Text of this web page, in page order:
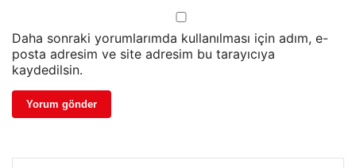
Daha sonraki yorumlarımda kullanılması için adım, e-
posta adresim ve site adresim bu tarayıcıya
kaydedilsin.